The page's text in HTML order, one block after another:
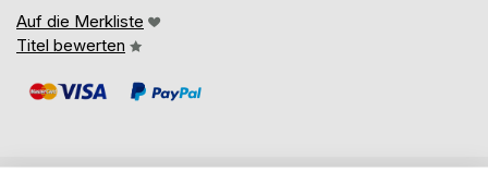
Auf die Merkliste
Titel bewerten